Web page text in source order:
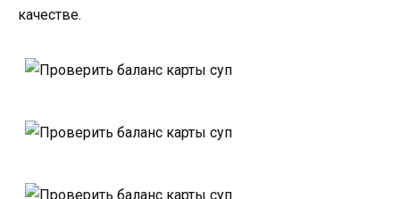
качестве.